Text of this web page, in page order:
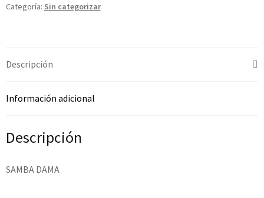
Categoría: Sin categorizar
Descripción
Información adicional
Descripción
SAMBA DAMA